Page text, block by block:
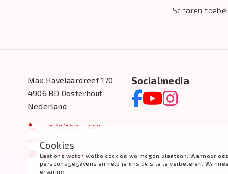
Scharen
Max Havelaardreef 170
4906 BD Oosterhout
Nederland
+31 (0)162 – 459
499
info@okdv.nl
Socialmedia
Cookies
Laat ons weten welke cookies we mogen plaatsen. Wanneer
persoonsgegevens en help je ons de site te verbeteren.
ervaring.